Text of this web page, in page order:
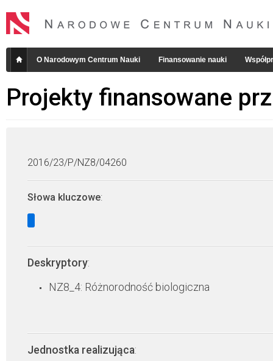
O Narodowym Centrum Nauki Finansowanie nauki
Projekty finansowane
2016/23/P/NZ8/04260
Słowa kluczowe:
Deskryptory:
NZ8_4: Różnorodność biologiczna
Jednostka realizująca: